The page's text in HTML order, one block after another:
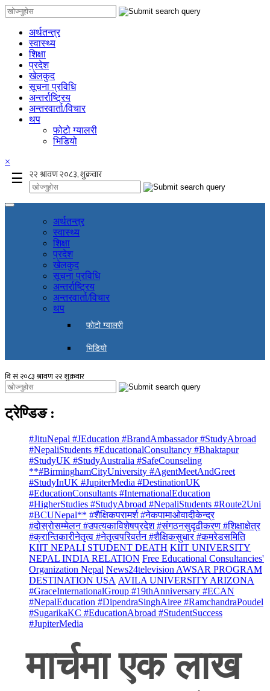
अर्थतन्त्र
स्वास्थ्य
शिक्षा
प्रदेश
खेलकुद
सूचना प्रविधि
अन्तर्राष्ट्रिय
अन्तरवार्ता/विचार
थप
फोटो ग्यालरी
भिडियो
×
☰
अर्थतन्त्र
स्वास्थ्य
शिक्षा
प्रदेश
खेलकुद
सूचना प्रविधि
अन्तर्राष्ट्रिय
अन्तरवार्ता/विचार
थप
फोटो ग्यालरी
भिडियो
ट्रेण्डिङ :
#JituNepal #JEducation #BrandAmbassador #StudyAbroad
#NepaliStudents #EducationalConsultancy #Bhaktapur
#StudyUK #StudyAustralia #SafeCounseling
**#BirminghamCityUniversity #AgentMeetAndGreet
#StudyInUK #JupiterMedia #DestinationUK
#EducationConsultants #InternationalEducation
#HigherStudies #StudyAbroad #NepaliStudents #Route2Uni
#BCUNepal** #शैक्षिकपरामर्श #नेकपामाओवादीकेन्द्र
#दोस्रोसम्मेलन #उपत्यकाविशेषप्रदेश #संगठनसुदृढीकरण #शिक्षाक्षेत्र
#क्रान्तिकारीनेतृत्व #नेतृत्वपरिवर्तन #शैक्षिकसुधार #कमरेडसमिति
KIIT NEPALI STUDENT DEATH KIIT UNIVERSITY
NEPAL INDIA RELATION Free Educational Consultancies'
Organization Nepal News24television AWSAR PROGRAM
DESTINATION USA AVILA UNIVERSITY ARIZONA
#GraceInternationalGroup #19thAnniversary #ECAN
#NepalEducation #DipendraSinghAiree #RamchandraPoudel
#SugarikaKC #EducationAbroad #StudentSuccess
#JupiterMedia
मार्चमा एक लाख